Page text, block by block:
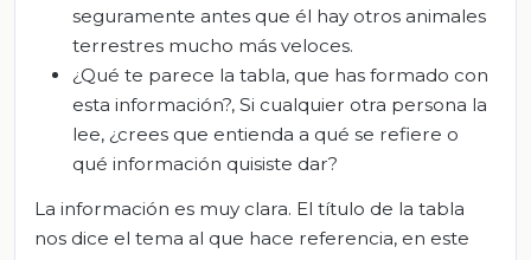
seguramente antes que él hay otros animales
terrestres mucho más veloces.
¿Qué te parece la tabla, que has formado con
esta información?, Si cualquier otra persona la
lee, ¿crees que entienda a qué se refiere o
qué información quisiste dar?
La información es muy clara. El título de la tabla
nos dice el tema al que hace referencia, en este